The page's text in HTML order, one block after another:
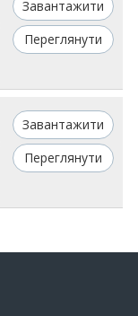
Завантажити
Переглянути
Завантажити
Переглянути